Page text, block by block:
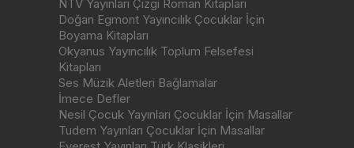
NTV Yayınları Çizgi Roman Kitapları
Doğan Egmont Yayıncılık Çocuklar İçin
Boyama Kitapları
Okyanus Yayıncılık Toplum Felsefesi
Kitapları
Ses Müzik Aletleri Bağlamalar
İmece Defler
Nesil Çocuk Yayınları Çocuklar İçin Masallar
Tudem Yayınları Çocuklar İçin Masallar